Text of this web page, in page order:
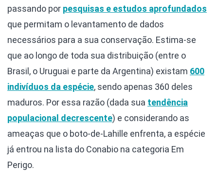
passando por pesquisas e estudos aprofundados
que permitam o levantamento de dados
necessários para a sua conservação. Estima-se
que ao longo de toda sua distribuição (entre o
Brasil, o Uruguai e parte da Argentina) existam 600
indivíduos da espécie, sendo apenas 360 deles
maduros. Por essa razão (dada sua tendência
populacional decrescente) e considerando as
ameaças que o boto-de-Lahille enfrenta, a espécie
já entrou na lista do Conabio na categoria Em
Perigo.